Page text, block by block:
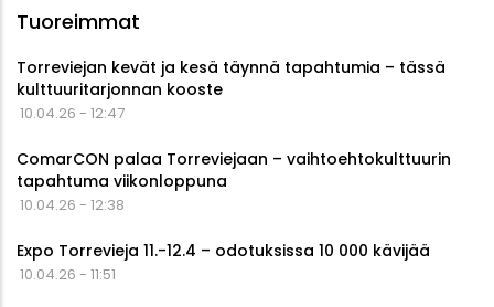
Tuoreimmat
Torreviejan kevät ja kesä täynnä tapahtumia – tässä
kulttuuritarjonnan kooste
10.04.26 - 12:47
ComarCON palaa Torreviejaan – vaihtoehtokulttuurin
tapahtuma viikonloppuna
10.04.26 - 12:38
Expo Torrevieja 11.-12.4 – odotuksissa 10 000 kävijää
10.04.26 - 11:51